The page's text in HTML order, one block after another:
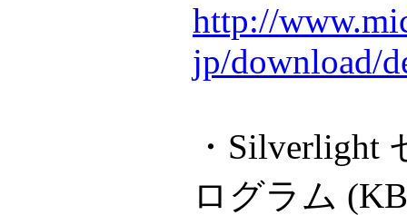
http://
jp/download/
・Silverlight
ログラム